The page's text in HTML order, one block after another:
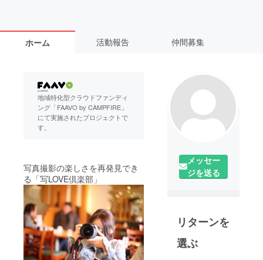
ホーム 活動報告 仲間募集
地域特化型クラウドファンディ
ング「FAAVO by CAMPFIRE」
にて実施されたプロジェクトで
す。
写真撮影の楽しさを再発見でき
る「写LOVE倶楽部」
メッセー
ジを送る
リターンを
選ぶ